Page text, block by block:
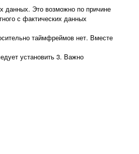
данных. Это возможно по причине
с фактических данных
таймфреймов нет. Вместе
установить 3. Важно